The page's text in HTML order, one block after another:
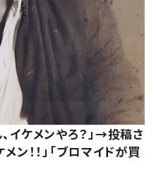
イケメンやろ？」→投稿さ
！！」「ブロマイドが買